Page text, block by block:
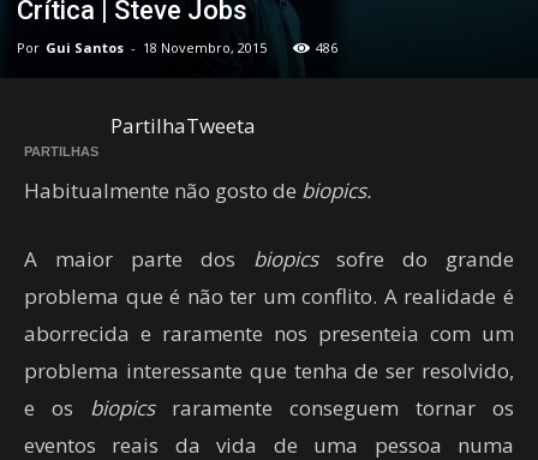
Crítica | Steve Jobs
Por Gui Santos - 18 Novembro, 2015 486
PARTILHAS
PartilhaTweeta
Habitualmente não gosto de biopics.
A maior parte dos biopicssofre do grande
problema que é não ter um conflito. A realidade é
aborrecida e raramente nos presenteia com um
problema interessante que tenha de ser resolvido,
e os biopicsraramente conseguem tornar os
eventos reais da vida de uma pessoa numa